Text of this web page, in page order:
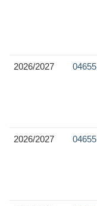
2026/2027 04655
2026/2027 04655